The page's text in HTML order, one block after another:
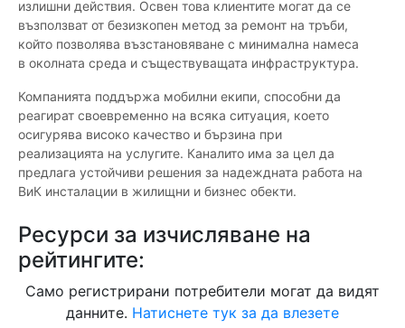
излишни действия. Освен това клиентите могат да се
възползват от безизкопен метод за ремонт на тръби,
който позволява възстановяване с минимална намеса
в околната среда и съществуващата инфраструктура.
Компанията поддържа мобилни екипи, способни да
реагират своевременно на всяка ситуация, което
осигурява високо качество и бързина при
реализацията на услугите. Каналито има за цел да
предлага устойчиви решения за надеждната работа на
ВиК инсталации в жилищни и бизнес обекти.
Ресурси за изчисляване на
рейтингите:
Само регистрирани потребители могат да видят
данните. Натиснете тук за да влезете